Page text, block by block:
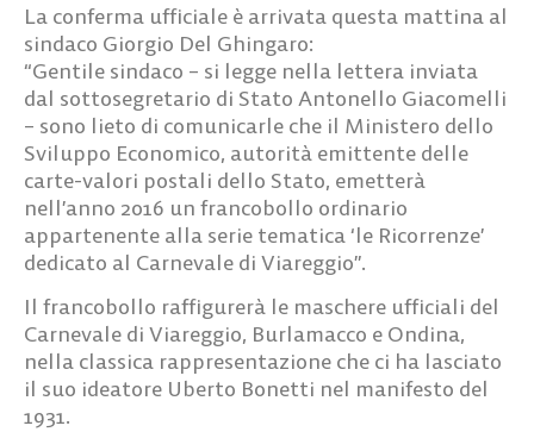
La conferma ufficiale è arrivata questa mattina al
sindaco Giorgio Del Ghingaro:
“Gentile sindaco – si legge nella lettera inviata
dal sottosegretario di Stato Antonello Giacomelli
– sono lieto di comunicarle che il Ministero dello
Sviluppo Economico, autorità emittente delle
carte-valori postali dello Stato, emetterà
nell’anno 2016 un francobollo ordinario
appartenente alla serie tematica ‘le Ricorrenze’
dedicato al Carnevale di Viareggio”.
Il francobollo raffigurerà le maschere ufficiali del
Carnevale di Viareggio, Burlamacco e Ondina,
nella classica rappresentazione che ci ha lasciato
il suo ideatore Uberto Bonetti nel manifesto del
1931.